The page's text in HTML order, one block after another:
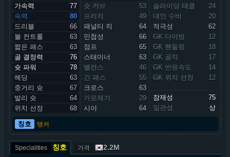
가속력
77
속력
80
드리블
66
볼 컨트롤
63
짧은 패스
63
골 결정력
76
슛 파워
78
헤딩
63
중거리 슛
67
발리 슛
64
위치 선정
68
슛 커브
53
프리킥
49
패널티 킥
64
민첩성
66
점프
65
스태미너
63
밸런스
46
긴 패스
55
크로스
63
가로채기
29
시야
64
슬라이딩 태클
24
대인 수비
20
적극성
62
GK 다이빙
12
GK 핸들링
18
GK 골킥
17
GK 반응속도
14
GK 위치 선정
12
잠재성
75
일관성
상
칭호 탱커
Specialities 칭호 가격 2.2M